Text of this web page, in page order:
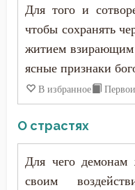
Свобода
Священники
Священное
Скорбь
Для того и
чтобы сохранять
житием взирающим
ясные признаки
В избранное
О страстях
Для чего демонам
своим